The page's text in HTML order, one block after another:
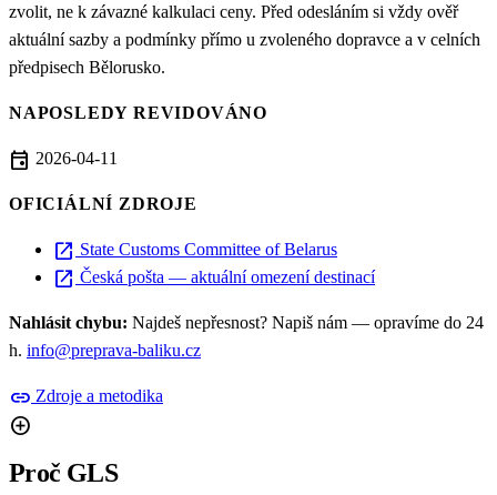
zvolit, ne k závazné kalkulaci ceny. Před odesláním si vždy ověř
aktuální sazby a podmínky přímo u zvoleného dopravce a v celních
předpisech Bělorusko.
NAPOSLEDY REVIDOVÁNO
event 2026-04-11
OFICIÁLNÍ ZDROJE
open_in_new State Customs Committee of Belarus
open_in_new Česká pošta — aktuální omezení destinací
Nahlásit chybu: Najdeš nepřesnost? Napiš nám — opravíme do 24
h. info@preprava-baliku.cz
link Zdroje a metodika
add_circle
Proč GLS